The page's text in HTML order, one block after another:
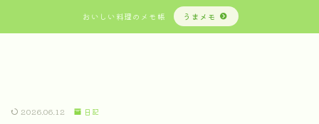
おいしい料理のメモ帳 うまメモ
2026.06.12 日記